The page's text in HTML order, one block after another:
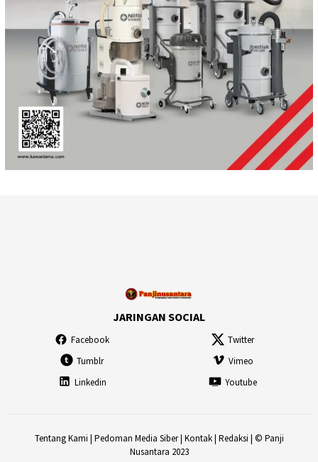
JARINGAN SOCIAL
Facebook
Twitter
Tumblr
Vimeo
Linkedin
Youtube
Tentang Kami | Pedoman Media Siber| Kontak| Redaksi | © Panji
Nusantara 2023